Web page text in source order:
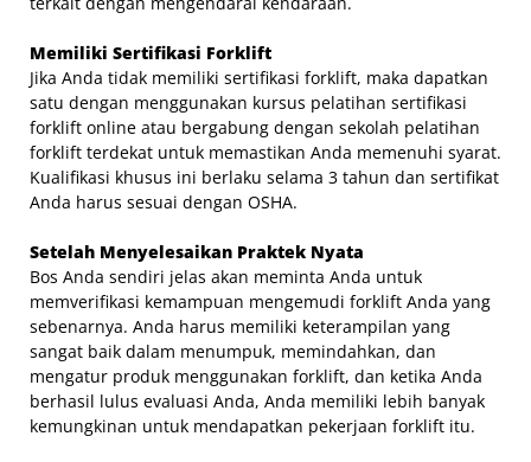
Memiliki Sertifikasi Forklift
Jika Anda tidak memiliki sertifikasi forklift, maka dapatkan
satu dengan menggunakan kursus pelatihan sertifikasi
forklift online atau bergabung dengan sekolah pelatihan
forklift terdekat untuk memastikan Anda memenuhi syarat.
Kualifikasi khusus ini berlaku selama 3 tahun dan sertifikat
Anda harus sesuai dengan OSHA.
Setelah Menyelesaikan Praktek Nyata
Bos Anda sendiri jelas akan meminta Anda untuk
memverifikasi kemampuan mengemudi forklift Anda yang
sebenarnya. Anda harus memiliki keterampilan yang
sangat baik dalam menumpuk, memindahkan, dan
mengatur produk menggunakan forklift, dan ketika Anda
berhasil lulus evaluasi Anda, Anda memiliki lebih banyak
kemungkinan untuk mendapatkan pekerjaan forklift itu.